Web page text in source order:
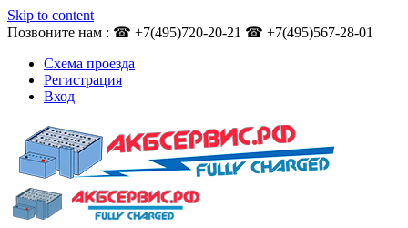
Skip to content
Позвоните нам : ☎ +7(495)720-20-21 ☎ +7(495)567-28-01
Схема проезда
Регистрация
Вход